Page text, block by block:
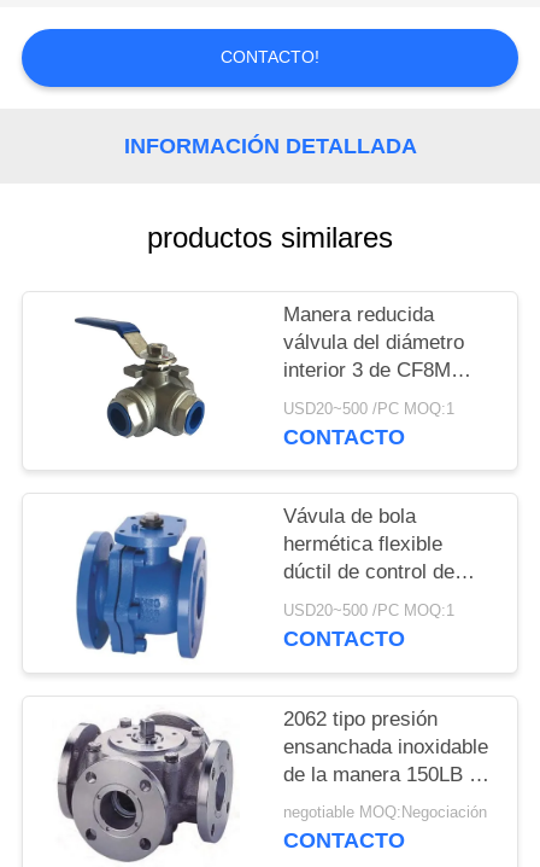
NOTICIAS
UNA CITA
SITIO
POLÍTICA
PRIVACIDAD
CONTACTO!
INFORMACIÓN DETALLADA
productos similares
Manera reducida
válvula del diámetro
interior 3 de CF8M
Stainless Steel Ball
1000 PSI con la
USD20~500 /PC MOQ:1
CONTACTO
Vávula de bola
hermética flexible
dúctil de control de
flujo de la vávula de
bola del hierro del sello
USD20~500 /PC MOQ:1
CONTACTO
2062 tipo presión
ensanchada inoxidable
de la manera 150LB del
final 5 de la vávula de
bola de acero
negotiable MOQ:Negociación
CONTACTO